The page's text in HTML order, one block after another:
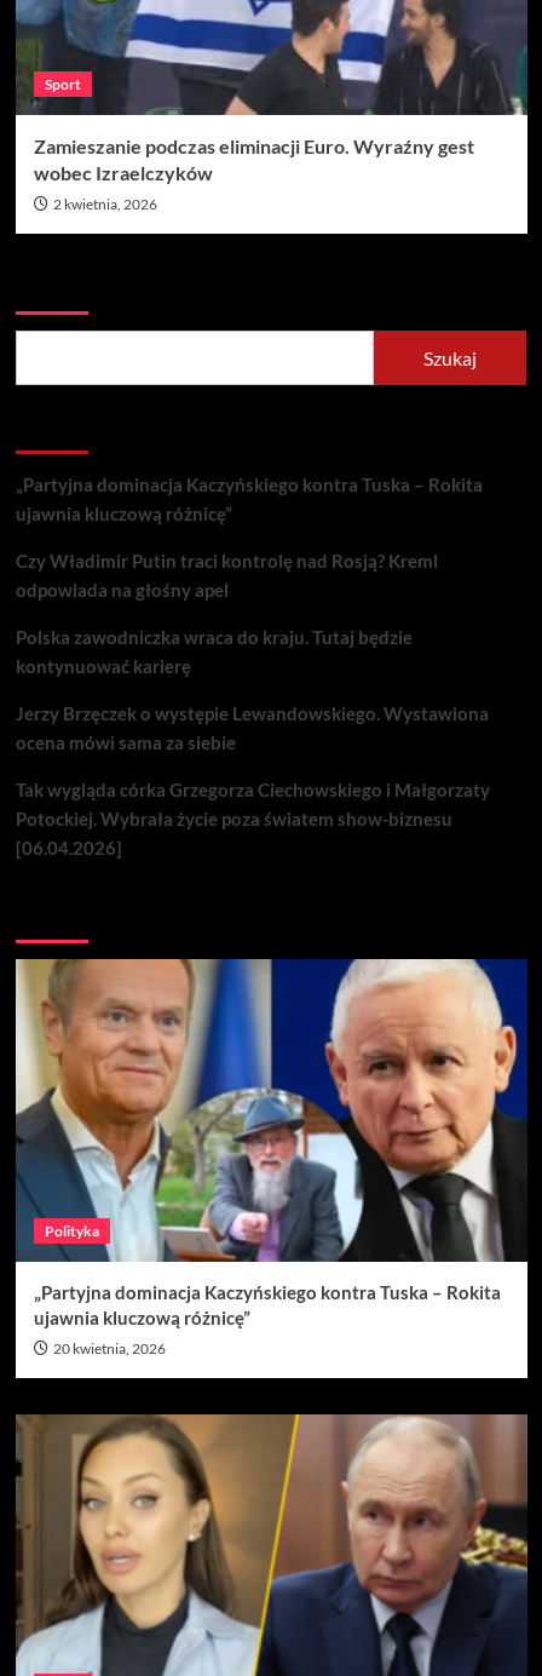
Sport
Zamieszanie podczas eliminacji Euro. Wyraźny gest
wobec Izraelczyków
2 kwietnia, 2026
Szukaj
„Partyjna dominacja Kaczyńskiego kontra Tuska – Rokita
ujawnia kluczową różnicę”
Czy Władimir Putin traci kontrolę nad Rosją? Kreml
odpowiada na głośny apel
Polska zawodniczka wraca do kraju. Tutaj będzie
kontynuować karierę
Jerzy Brzęczek o występie Lewandowskiego. Wystawiona
ocena mówi sama za siebie
Tak wygląda córka Grzegorza Ciechowskiego i Małgorzaty
Potockiej. Wybrała życie poza światem show-biznesu
[06.04.2026]
Polityka
„Partyjna dominacja Kaczyńskiego kontra Tuska – Rokita
ujawnia kluczową różnicę”
20 kwietnia, 2026